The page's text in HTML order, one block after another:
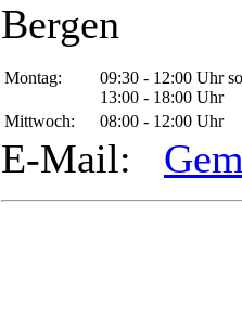
Bergen
Montag:
09:30 - 12:00 Uhr
13:00 - 18:00 Uhr
Mittwoch:
08:00 - 12:00 Uhr
E-Mail: